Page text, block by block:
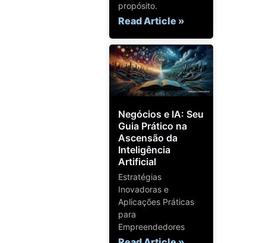
propósito.
Read Article »
Negócios e IA: Seu
Guia Prático na
Ascensão da
Inteligência
Artificial
Estratégias
Inovadoras e
Aplicações Práticas
para
Empreendedores